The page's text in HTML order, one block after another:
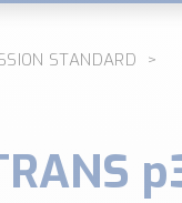
STANDARD